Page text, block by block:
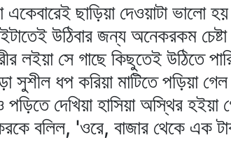
ছাড়িয়া দেওয়াটা ভালো হয়
উঠিবার জন্য অনেকরকম
লইয়া সে গাছে কিছুতেই উঠিতে
সুশীল ধপ করিয়া মাটিতে পড়িয়া
দেখিয়া হাসিয়া অস্থির
বলিল, 'ওরে, বাজার থেকে এক